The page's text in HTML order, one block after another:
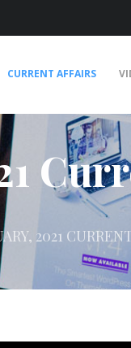
CURRENT AFFAIRS
2021